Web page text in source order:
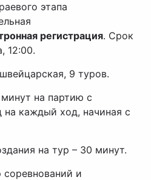
этапа
регистрация. Срок
12:00.
швейцарская, 9 туров.
на партию с
на каждый ход, начиная с
на тур – 30 минут.
соревнований и